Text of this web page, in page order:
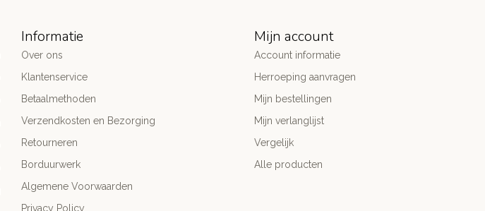
Informatie
Over ons
Klantenservice
Betaalmethoden
Verzendkosten en Bezorging
Retourneren
Borduurwerk
Algemene Voorwaarden
Privacy Policy
Mijn account
Account informatie
Herroeping aanvragen
Mijn bestellingen
Mijn verlanglijst
Vergelijk
Alle producten